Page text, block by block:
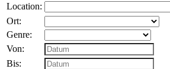
Location:
Ort:
Genre:
Von:
Bis: